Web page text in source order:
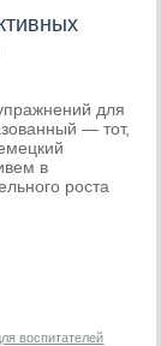
для
— тот,
в
роста
воспитателей